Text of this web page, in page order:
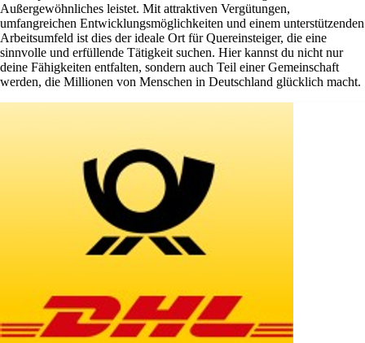
Außergewöhnliches leistet. Mit attraktiven Vergütungen,
umfangreichen Entwicklungsmöglichkeiten und einem unterstützenden
Arbeitsumfeld ist dies der ideale Ort für Quereinsteiger, die eine
sinnvolle und erfüllende Tätigkeit suchen. Hier kannst du nicht nur
deine Fähigkeiten entfalten, sondern auch Teil einer Gemeinschaft
werden, die Millionen von Menschen in Deutschland glücklich macht.